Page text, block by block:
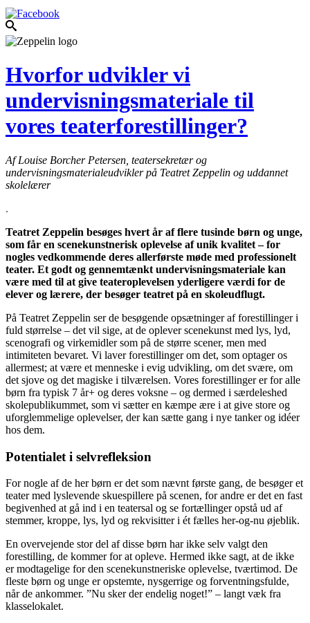
Hvorfor udvikler vi
undervisningsmateriale til
vores teaterforestillinger?
Af Louise Borcher Petersen, teatersekretær og
undervisningsmaterialeudvikler på Teatret Zeppelin og uddannet
skolelærer
.
Teatret Zeppelin besøges hvert år af flere tusinde børn og unge,
som får en scenekunstnerisk oplevelse af unik kvalitet – for
nogles vedkommende deres allerførste møde med professionelt
teater. Et godt og gennemtænkt undervisningsmateriale kan
være med til at give teateroplevelsen yderligere værdi for de
elever og lærere, der besøger teatret på en skoleudflugt.
På Teatret Zeppelin ser de besøgende opsætninger af forestillinger i
fuld størrelse – det vil sige, at de oplever scenekunst med lys, lyd,
scenografi og virkemidler som på de større scener, men med
intimiteten bevaret. Vi laver forestillinger om det, som optager os
allermest; at være et menneske i evig udvikling, om det svære, om
det sjove og det magiske i tilværelsen. Vores forestillinger er for alle
børn fra typisk 7 år+ og deres voksne – og dermed i særdeleshed
skolepublikummet, som vi sætter en kæmpe ære i at give store og
uforglemmelige oplevelser, der kan sætte gang i nye tanker og idéer
hos dem.
Potentialet i selvrefleksion
For nogle af de her børn er det som nævnt første gang, de besøger et
teater med lyslevende skuespillere på scenen, for andre er det en fast
begivenhed at gå ind i en teatersal og se fortællinger opstå ud af
stemmer, kroppe, lys, lyd og rekvisitter i ét fælles her-og-nu øjeblik.
En overvejende stor del af disse børn har ikke selv valgt den
forestilling, de kommer for at opleve. Hermed ikke sagt, at de ikke
er modtagelige for den scenekunstneriske oplevelse, tværtimod. De
fleste børn og unge er opstemte, nysgerrige og forventningsfulde,
når de ankommer. ”Nu sker der endelig noget!” – langt væk fra
klasselokalet.